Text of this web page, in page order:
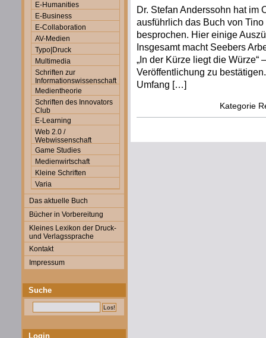
E-Humanities
E-Business
E-Collaboration
AV-Medien
Typo|Druck
Multimedia
Schriften zur
Informationswissenschaft
Medientheorie
Schriften des Innovators
Club
E-Learning
Web 2.0 /
Webwissenschaft
Game Studies
Medienwirtschaft
Kleine Schriften
Varia
Das aktuelle Buch
Bücher in Vorbereitung
Kleines Lexikon der Druck-
und Verlagssprache
Kontakt
Impressum
Suche
Login
Dr. Stefan Anderssohn hat im
ausführlich das Buch von
besprochen. Hier einige
Insgesamt macht Seebers
„In der Kürze liegt die
Veröffentlichung zu
Umfang […]
Kategorie